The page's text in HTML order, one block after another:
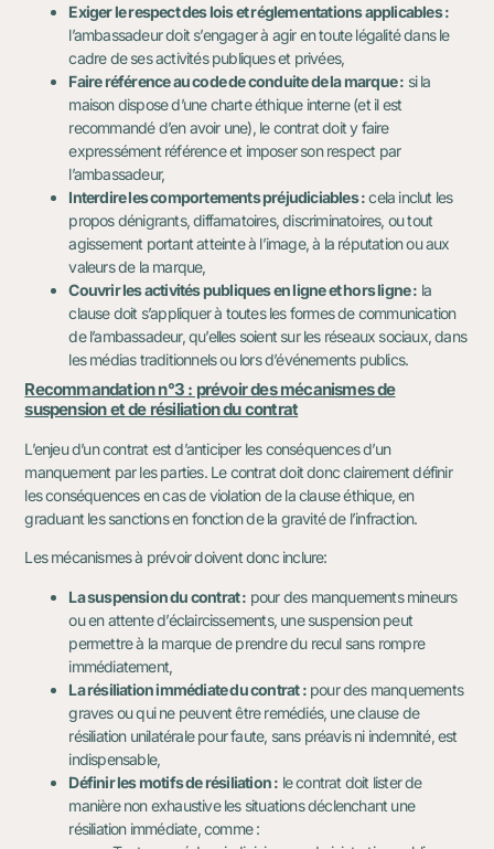
Exiger le respect des lois et réglementations applicables :
l’ambassadeur doit s’engager à agir en toute légalité dans le
cadre de ses activités publiques et privées,
Faire référence au code de conduite de la marque : si la
maison dispose d’une charte éthique interne (et il est
recommandé d’en avoir une), le contrat doit y faire
expressément référence et imposer son respect par
l’ambassadeur,
Interdire les comportements préjudiciables :cela inclut les
propos dénigrants, diffamatoires, discriminatoires, ou tout
agissement portant atteinte à l’image, à la réputation ou aux
valeurs de la marque,
Couvrir les activités publiques en ligne et hors ligne : la
clause doit s’appliquer à toutes les formes de communication
de l’ambassadeur, qu’elles soient sur les réseaux sociaux, dans
les médias traditionnels ou lors d’événements publics.
Recommandation n°3 : prévoir des mécanismes de
suspension et de résiliation du contrat
L’enjeu d’un contrat est d’anticiper les conséquences d’un
manquement par les parties. Le contrat doit donc clairement définir
les conséquences en cas de violation de la clause éthique, en
graduant les sanctions en fonction de la gravité de l’infraction.
Les mécanismes à prévoir doivent donc inclure:
La suspension du contrat : pour des manquements mineurs
ou en attente d’éclaircissements, une suspension peut
permettre à la marque de prendre du recul sans rompre
immédiatement,
La résiliation immédiate du contrat :pour des manquements
graves ou qui ne peuvent être remédiés, une clause de
résiliation unilatérale pour faute, sans préavis ni indemnité, est
indispensable,
Définir les motifs de résiliation : le contrat doit lister de
manière non exhaustive les situations déclenchant une
résiliation immédiate, comme :